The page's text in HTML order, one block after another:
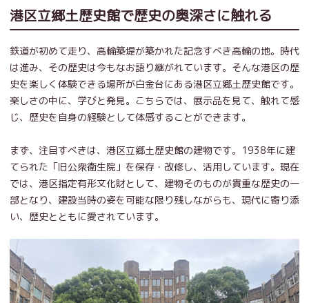
港区立郷土歴史館で歴史の奥深さに触れる
鉄道が初めて走り、高輪築堤が築かれた記念すべき高輪の地。時代
は進み、その歴史は今もなお語り継がれています。そんな港区の歴
史を楽しく体験できる場所が白金台にある港区立郷土歴史館です。
楽しさの中に、学びと発見。こちらでは、展示品を見て、触れて感
じ、歴史を自身の経験として体感することができます。
まず、注目すべきは、港区立郷土歴史館の建物です。1938年に建
てられた「旧公衆衛生院」を保存・改修し、活用しています。現在
では、港区指定有形文化財として、建物そのものが貴重な歴史の一
部となり、建設当時の姿を可能な限り残しながらも、現代に寄り添
い、歴史とともに愛されています。